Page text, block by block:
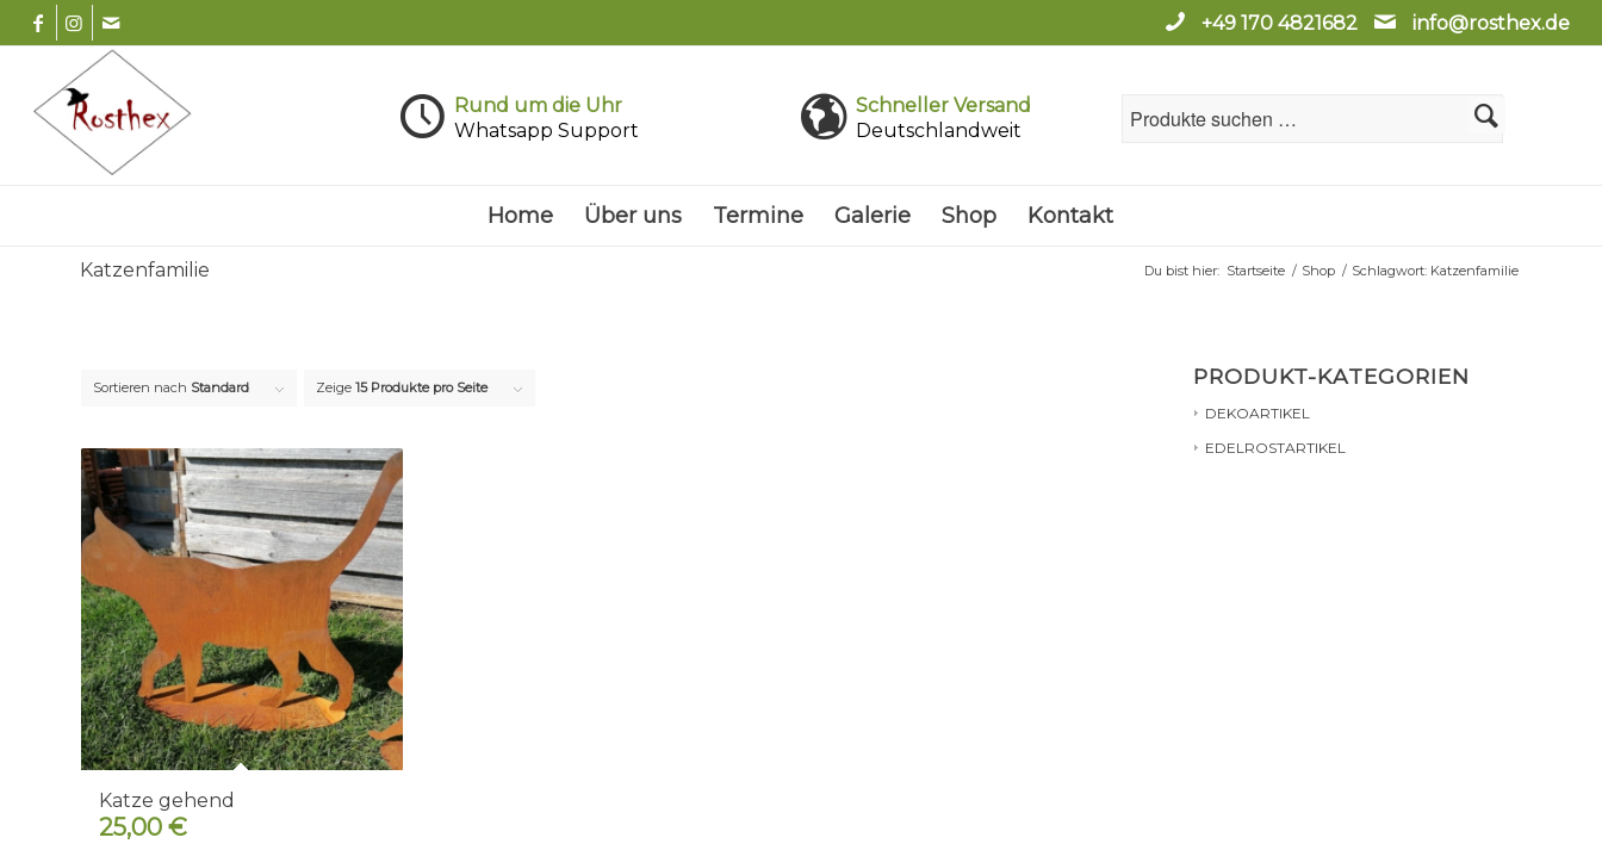
+49 170 4821682 info@rosthex.de
Rund um die Uhr
Whatsapp Support
Schneller Versand
Deutschlandweit
Home Über uns Termine Galerie Shop Kontakt
Katzenfamilie Du bist hier: Startseite / Shop / Schlagwort: Katzenfamilie
Sortieren nach Standard Zeige 15 Produkte pro Seite
Katze gehend
25,00 €
PRODUKT-KATEGORIEN
DEKOARTIKEL
EDELROSTARTIKEL